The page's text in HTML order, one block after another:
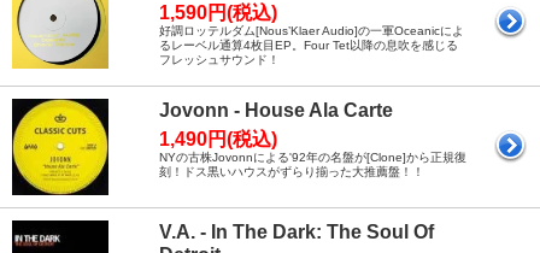
1,590円(税込)
好調ロッテルダム[Nous’Klaer Audio]の一軍Oceanicによ
るレーベル通算4枚目EP。Four Tet以降の息吹を感じる
フレッシュサウンド！
Jovonn - House Ala Carte
1,490円(税込)
NYの古株Jovonnによる'92年の名盤が[Clone]から正規復
刻！ドス黒いハウスがずらり揃った大推薦盤！！
V.A. - In The Dark: The Soul Of